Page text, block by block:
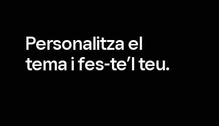
Personalitza el
tema i fes-te’l teu.